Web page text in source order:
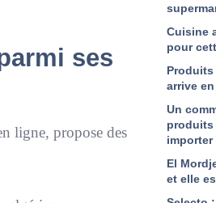
ses
ligne, propose des
Cuisine
pour
arrive
Un
produits
importer
El
et elle